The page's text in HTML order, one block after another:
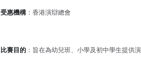
受惠機構：香港演辯總會
比賽目的 ：旨在為幼兒班、小學及初中學生提供